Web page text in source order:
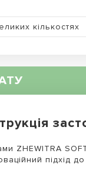
кількостях
ZHEWITRA
підхід